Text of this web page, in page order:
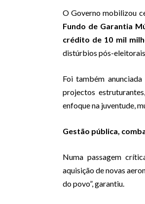
O Governo mobilizou
Fundo de Garantia
crédito de 10 mil
distúrbios pós-
Foi também anunciada
projectos
enfoque na juventude,
Gestão pública,
Numa passagem
aquisição de novas
do povo”, garantiu.